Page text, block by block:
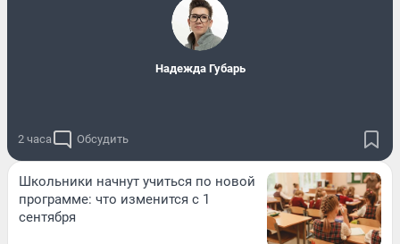
Надежда Губарь
2 часа Обсудить
Школьники начнут учиться по новой
программе: что изменится с 1
сентября